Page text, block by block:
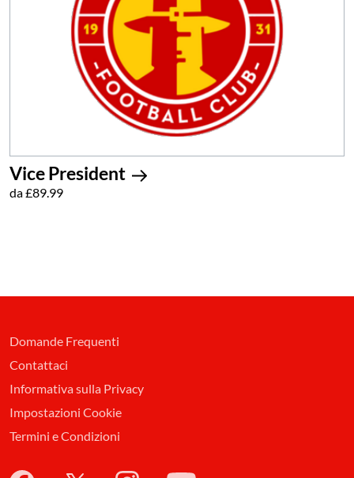
Vice President
da £89.99
Domande Frequenti
Contattaci
Informativa sulla Privacy
Impostazioni Cookie
Termini e Condizioni